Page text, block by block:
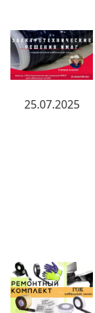
25.07.2025